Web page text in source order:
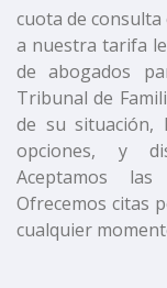
cuota de consulta
a nuestra tarifa
de abogados
Tribunal de
de su situación,
opciones, y
Aceptamos
Ofrecemos citas
cualquier